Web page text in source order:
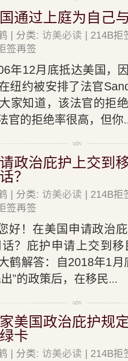
通过上庭为自己
| 分类: 访美必读 | 214B
签再签
年12月底抵达美国，
纽约被安排了法官
家知道，该法官的拒
官的拒绝率很高，但你
政治庇护上交到
？
| 分类: 访美必读 | 214B
签再签
好！在美国申请政治
？庇护申请上交到
鹤解答：自2018年1
”的政策后，在移民...
美国政治庇护规
卡
| 分类: 访美必读 | 214B